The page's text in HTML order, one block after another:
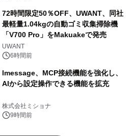
72時間限定50％OFF、UWANT、同社
最軽量1.04kgの自動ゴミ収集掃除機
「V700 Pro」をMakuakeで発売
UWANT
6時間前
lmessage、MCP接続機能を強化し、
AIから設定操作できる機能を拡充
株式会社ミショナ
9時間前